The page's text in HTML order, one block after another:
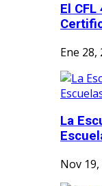
El
Ene 28,
La
Nov 19,